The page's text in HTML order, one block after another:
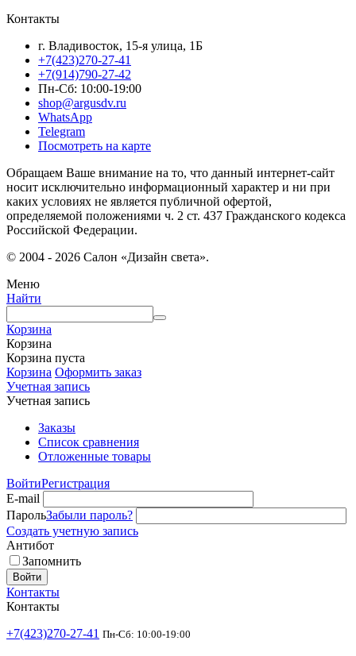
Контакты
г. Владивосток, 15-я улица, 1Б
+7(423)270-27-41
+7(914)790-27-42
Пн-Сб: 10:00-19:00
shop@argusdv.ru
WhatsApp
Telegram
Посмотреть на карте
Обращаем Ваше внимание на то, что данный интернет-сайт
носит исключительно информационный характер и ни при
каких условиях не является публичной офертой,
определяемой положениями ч. 2 ст. 437 Гражданского кодекса
Российской Федерации.
© 2004 - 2026 Салон «Дизайн света».
Меню
Найти
Корзина
Корзина
Корзина пуста
Корзина Оформить заказ
Учетная запись
Учетная запись
Заказы
Список сравнения
Отложенные товары
ВойтиРегистрация
E-mail
ПарольЗабыли пароль?
Создать учетную запись
Антибот
Запомнить
Войти
Контакты
Контакты
+7(423)270-27-41 Пн-Сб: 10:00-19:00